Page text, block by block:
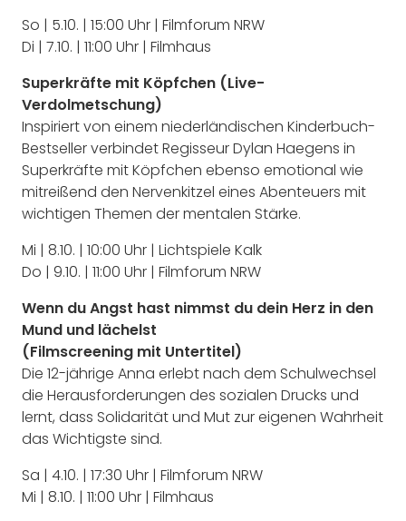
So | 5.10. | 15:00 Uhr | Filmforum NRW
Di | 7.10. | 11:00 Uhr | Filmhaus
Superkräfte mit Köpfchen (Live-
Verdolmetschung)
Inspiriert von einem niederländischen Kinderbuch-
Bestseller verbindet Regisseur Dylan Haegens in
Superkräfte mit Köpfchen ebenso emotional wie
mitreißend den Nervenkitzel eines Abenteuers mit
wichtigen Themen der mentalen Stärke.
Mi | 8.10. | 10:00 Uhr | Lichtspiele Kalk
Do | 9.10. | 11:00 Uhr | Filmforum NRW
Wenn du Angst hast nimmst du dein Herz in den
Mund und lächelst
(Filmscreening mit Untertitel)
Die 12-jährige Anna erlebt nach dem Schulwechsel
die Herausforderungen des sozialen Drucks und
lernt, dass Solidarität und Mut zur eigenen Wahrheit
das Wichtigste sind.
Sa | 4.10. | 17:30 Uhr | Filmforum NRW
Mi | 8.10. | 11:00 Uhr | Filmhaus